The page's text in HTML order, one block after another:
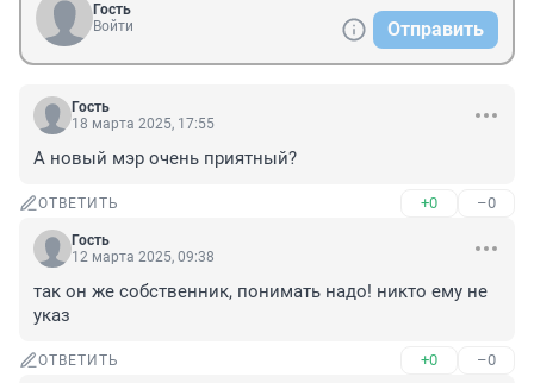
Гость
Войти
Отправить
Гость
18 марта 2025, 17:55
А новый мэр очень приятный?
ОТВЕТИТЬ +0 –0
Гость
12 марта 2025, 09:38
так он же собственник, понимать надо! никто ему не
указ
ОТВЕТИТЬ +0 –0